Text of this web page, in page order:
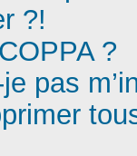
?!
?
pas